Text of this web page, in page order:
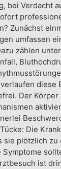
bei Verdacht
Zunächst
umfassen
zählen
diese
Der Körper
Die
sie plötzlich zu
ist